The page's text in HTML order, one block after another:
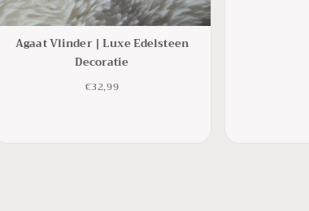
Agaat Vlinder | Luxe Edelsteen
Decoratie
€32,99